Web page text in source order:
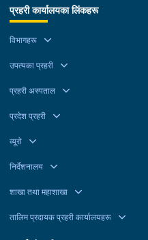
प्रहरी कार्यालयका लिंकहरू
विभागहरू
उपत्यका प्रहरी
प्रहरी अस्पताल
प्रदेश प्रहरी
व्यूरो
निर्देशनालय
शाखा तथा महाशाखा
तालिम प्रदायक प्रहरी कार्यालयहरू